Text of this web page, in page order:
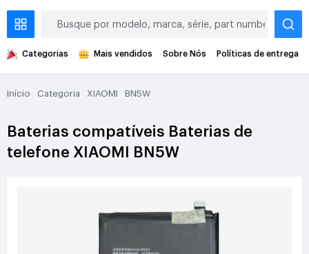
Categorias Mais vendidos Sobre Nós Políticas de entrega
Início Categoria XIAOMI BN5W
Baterias compatíveis Baterias de
telefone XIAOMI BN5W